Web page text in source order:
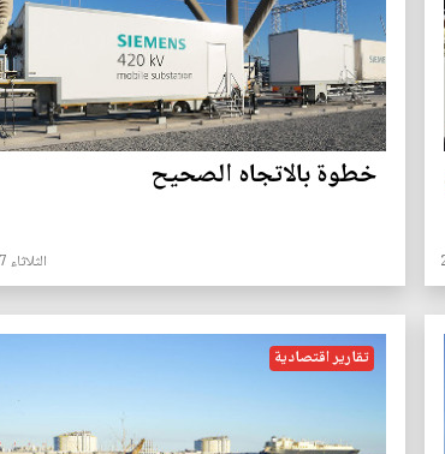
خطوة بالاتجاه الصحيح
الثلاثاء 07 شباط 2023
تقارير اقتصادية